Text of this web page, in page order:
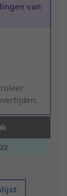
van